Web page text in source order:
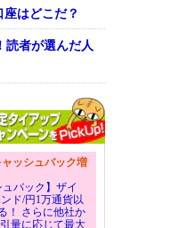
はどこだ？
読者が選んだ人
ャッシュバック増
ュバック】ザイ
ド/円1万通貨以
！ さらに他社か
量に応じて最大